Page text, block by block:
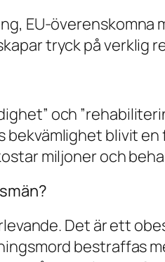
EU-
tryck på verklig
och
bekvämlighet blivit
miljoner och
Det är ett
bestraffas